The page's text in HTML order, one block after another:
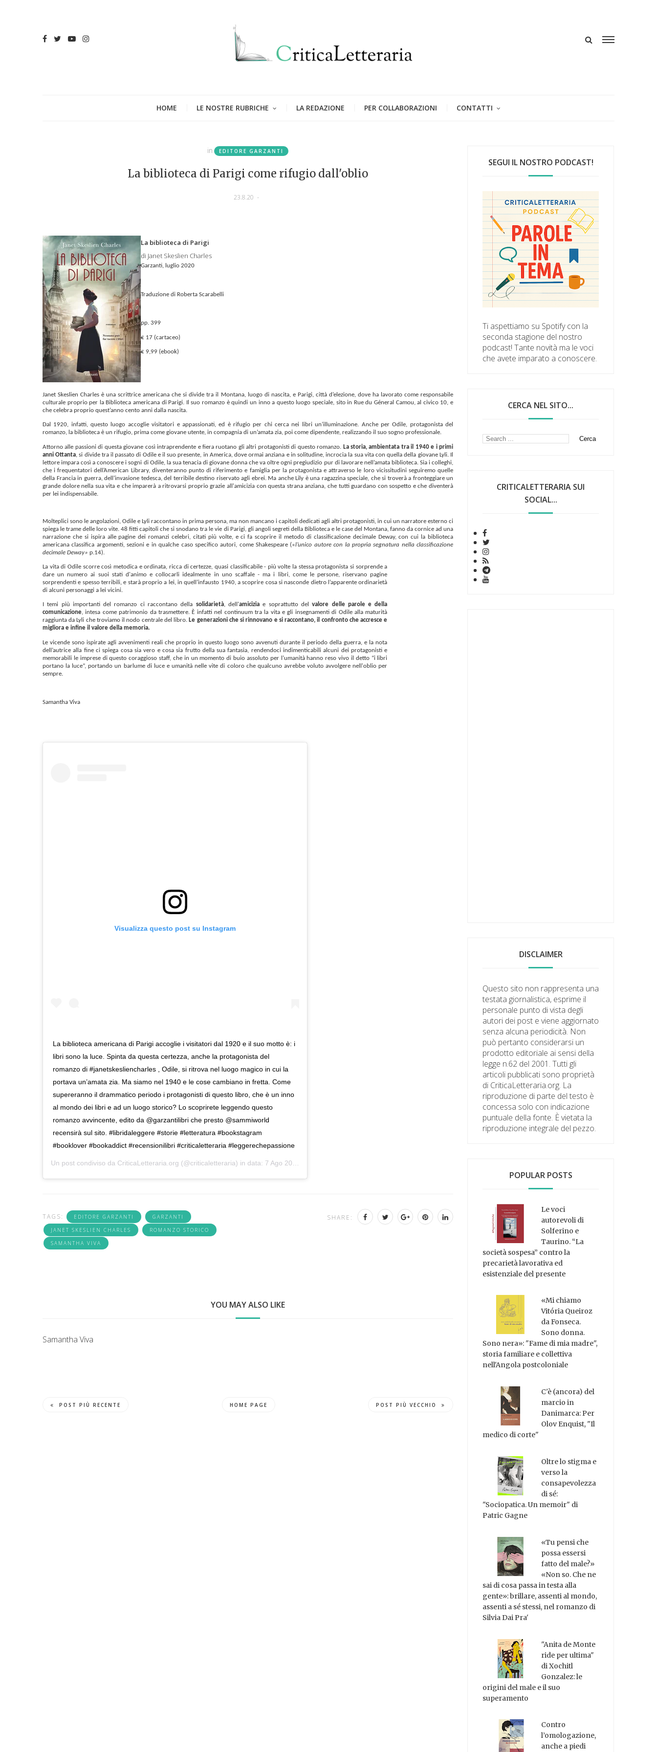
HOME LE NOSTRE RUBRICHE LA REDAZIONE PER COLLABORAZIONI CONTATTI
in EDITORE GARZANTI
La biblioteca di Parigi come rifugio dall'oblio
23.8.20 -
La biblioteca di Parigi
di Janet Skeslien Charles
Garzanti, luglio 2020
Traduzione di Roberta Scarabelli
pp. 399
€ 17 (cartaceo)
€ 9,99 (ebook)
Janet Skeslien Charles è una scrittrice americana che si divide tra il Montana, luogo di nascita, e Parigi, città d’elezione, dove ha lavorato come responsabile
culturale proprio per la Biblioteca americana di Parigi. Il suo romanzo è quindi un inno a questo luogo speciale, sito in Rue du Géneral Camou, al civico 10, e
che celebra proprio quest’anno cento anni dalla nascita.
Dal 1920, infatti, questo luogo accoglie visitatori e appassionati, ed è rifugio per chi cerca nei libri un’illuminazione. Anche per Odile, protagonista del
romanzo, la biblioteca è un rifugio, prima come giovane utente, in compagnia di un’amata zia, poi come dipendente, realizzando il suo sogno professionale.
Attorno alle passioni di questa giovane così intraprendente e fiera ruotano gli altri protagonisti di questo romanzo.
La storia, ambientata tra il 1940 e i primi
anni Ottanta , si divide tra il passato di Odile e il suo presente, in America, dove ormai anziana e in solitudine, incrocia la sua vita con quella della giovane Lyli. Il
lettore impara così a conoscere i sogni di Odile, la sua tenacia di giovane donna che va oltre ogni pregiudizio pur di lavorare nell’amata biblioteca. Sia i colleghi,
che i frequentatori dell’American Library, diventeranno punto di riferimento e famiglia per la protagonista e attraverso le loro vicissitudini seguiremo quelle
della Francia in guerra, dell’invasione tedesca, del terribile destino riservato agli ebrei. Ma anche Lily è una ragazzina speciale, che si troverà a fronteggiare un
grande dolore nella sua vita e che imparerà a ritrovarsi proprio grazie all'amicizia con questa strana anziana, che tutti guardano con sospetto e che diventerà
per lei indispensabile.
Molteplici sono le angolazioni, Odile e Lyli raccontano in prima persona, ma non mancano i capitoli dedicati agli altri protagonisti, in cui un narratore esterno ci
spiega le trame delle loro vite. 48 fitti capitoli che si snodano tra le vie di Parigi, gli angoli segreti della Biblioteca e le case del Montana, fanno da cornice ad una
narrazione che si ispira alle pagine dei romanzi celebri, citati più volte, e ci fa scoprire il metodo di classificazione decimale Deway, con cui la biblioteca
americana classifica argomenti, sezioni e in qualche caso specifico autori, come Shakespeare («l’unico autore con la propria segnatura nella classificazione
decimale Deway» p.14).
La vita di Odile scorre così metodica e ordinata, ricca di certezze, quasi classificabile - più volte la stessa protagonista si sorprende a
dare un numero ai suoi stati d'animo e collocarli idealmente in uno scaffale - ma i libri, come le persone, riservano pagine
sorprendenti e spesso terribili, e starà proprio a lei, in quell’infausto 1940, a scoprire cosa si nasconde dietro l’apparente ordinarietà
di alcuni personaggi a lei vicini.
I temi più importanti del romanzo ci raccontano della solidarietà, dell'amiciziae soprattutto delvalore delle parole e della
comunicazione, intesa come patrimonio da trasmettere. È infatti nel continuum tra la vita e gli insegnamenti di Odile alla maturità
raggiunta da Lyli che troviamo il nodo centrale del libro. Le generazioni che si rinnovano e si raccontano, il confronto che accresce e
migliora e infine il valore della memoria.
Le vicende sono ispirate agli avvenimenti reali che proprio in questo luogo sono avvenuti durante il periodo della guerra, e la nota
dell’autrice alla fine ci spiega cosa sia vero e cosa sia frutto della sua fantasia, rendendoci indimenticabili alcuni dei protagonisti e
memorabili le imprese di questo coraggioso staff, che in un momento di buio assoluto per l’umanità hanno reso vivo il detto “i libri
portano la luce”, portando un barlume di luce e umanità nelle vite di coloro che qualcuno avrebbe voluto avvolgere nell'oblio per
sempre.
Samantha Viva
Visualizza questo post su Instagram
La biblioteca americana di Parigi accoglie i visitatori dal 1920 e il suo motto è: i
libri sono la luce. Spinta da questa certezza, anche la protagonista del
romanzo di #janetskesliencharles , Odile, si ritrova nel luogo magico in cui la
portava un’amata zia. Ma siamo nel 1940 e le cose cambiano in fretta. Come
supereranno il drammatico periodo i protagonisti di questo libro, che è un inno
al mondo dei libri e ad un luogo storico? Lo scoprirete leggendo questo
romanzo avvincente, edito da @garzantilibri che presto @sammiworld
recensirà sul sito. #libridaleggere #storie #letteratura #bookstagram
#booklover #bookaddict #recensionilibri #criticaletteraria #leggerechepassione
Un post condiviso da CriticaLetteraria.org (@criticaletteraria) in data: 7 Ago 2020 alle ore 6:00 PDT
TAGS: EDITORE GARZANTI
GARZANTI
JANET SKESLIEN CHARLES
ROMANZO STORICO
SAMANTHA VIVA
SHARE:
YOU MAY ALSO LIKE
Samantha Viva
POST PIÙ RECENTE HOME PAGE POST PIÙ VECCHIO
SEGUI IL NOSTRO PODCAST!
Ti aspettiamo su Spotify con la
seconda stagione del nostro
podcast! Tante novità ma le voci
che avete imparato a conoscere.
CERCA NEL SITO...
CRITICALETTERARIA SUI
SOCIAL...
DISCLAIMER
Questo sito non rappresenta una
testata giornalistica, esprime il
personale punto di vista degli
autori dei post e viene aggiornato
senza alcuna periodicità. Non
può pertanto considerarsi un
prodotto editoriale ai sensi della
legge n.62 del 2001. Tutti gli
articoli pubblicati sono proprietà
di CriticaLetteraria.org. La
riproduzione di parte del testo è
concessa solo con indicazione
puntuale della fonte. È vietata la
riproduzione integrale del pezzo.
POPULAR POSTS
Le voci
autorevoli di
Solferino e
Taurino. “La
società sospesa” contro la
precarietà lavorativa ed
esistenziale del presente
«Mi chiamo
Vitória Queiroz
da Fonseca.
Sono donna.
Sono nera»: "Fame di mia madre",
storia familiare e collettiva
nell'Angola postcoloniale
C'è (ancora) del
marcio in
Danimarca: Per
Olov Enquist, "Il
medico di corte"
Oltre lo stigma e
verso la
consapevolezza
di sé:
"Sociopatica. Un memoir" di
Patric Gagne
«Tu pensi che
possa essersi
fatto del male?»
«Non so. Che ne
sai di cosa passa in testa alla
gente»: brillare, assenti al mondo,
assenti a sé stessi, nel romanzo di
Silvia Dai Pra'
"Anita de Monte
ride per ultima"
di Xochitl
Gonzalez: le
origini del male e il suo
superamento
Contro
l’omologazione,
anche a piedi